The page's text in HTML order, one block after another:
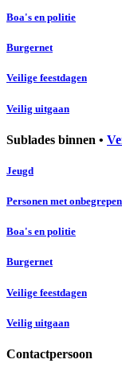
Boa's en politie
Burgernet
Veilige feestdagen
Veilig uitgaan
Sublades binnen •
Jeugd
Personen met
Boa's en politie
Burgernet
Veilige feestdagen
Veilig uitgaan
Contactpersoon